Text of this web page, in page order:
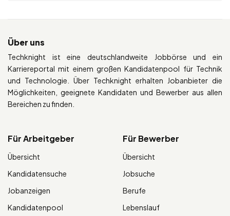
Über uns
Techknight ist eine deutschlandweite Jobbörse und ein
Karriereportal mit einem großen Kandidatenpool für Technik
und Technologie. Über Techknight erhalten Jobanbieter die
Möglichkeiten, geeignete Kandidaten und Bewerber aus allen
Bereichen zu finden.
Für Arbeitgeber
Übersicht
Kandidatensuche
Jobanzeigen
Kandidatenpool
Für Bewerber
Übersicht
Jobsuche
Berufe
Lebenslauf